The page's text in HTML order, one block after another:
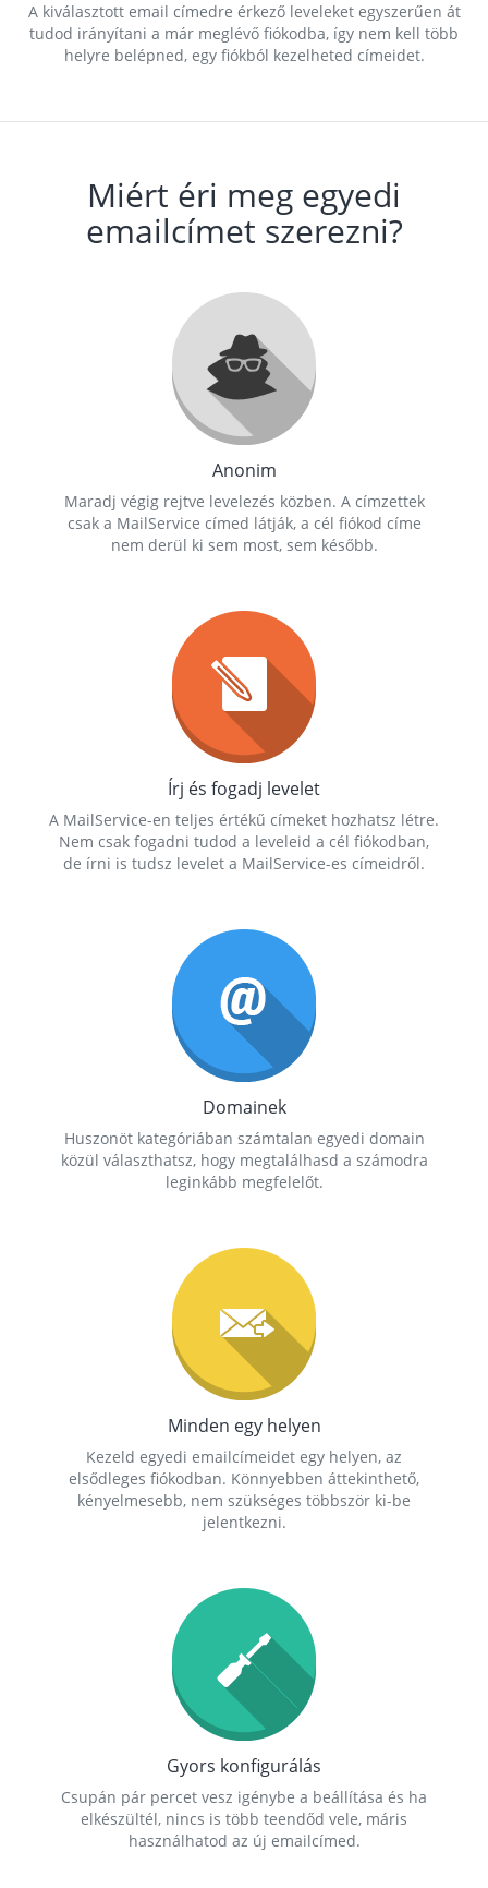
A kiválasztott email címedre érkező leveleket egyszerűen át
tudod irányítani a már meglévő fiókodba, így nem kell több
helyre belépned, egy fiókból kezelheted címeidet.
Miért éri meg egyedi
emailcímet szerezni?
Anonim
Maradj végig rejtve levelezés közben. A címzettek
csak a MailService címed látják, a cél fiókod címe
nem derül ki sem most, sem később.
Írj és fogadj levelet
A MailService-en teljes értékű címeket hozhatsz létre.
Nem csak fogadni tudod a leveleid a cél fiókodban,
de írni is tudsz levelet a MailService-es címeidről.
Domainek
Huszonöt kategóriában számtalan egyedi domain
közül választhatsz, hogy megtalálhasd a számodra
leginkább megfelelőt.
Minden egy helyen
Kezeld egyedi emailcímeidet egy helyen, az
elsődleges fiókodban. Könnyebben áttekinthető,
kényelmesebb, nem szükséges többször ki-be
jelentkezni.
Gyors konfigurálás
Csupán pár percet vesz igénybe a beállítása és ha
elkészültél, nincs is több teendőd vele, máris
használhatod az új emailcímed.